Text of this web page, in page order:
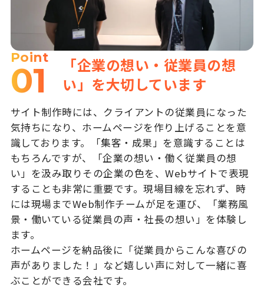
Point
01
「企業の想い・従業員の想
い」を大切しています
サイト制作時には、クライアントの従業員になった
気持ちになり、ホームページを作り上げることを意
識しております。「集客・成果」を意識することは
もちろんですが、「企業の想い・働く従業員の想
い」を汲み取りその企業の色を、Webサイトで表現
することも非常に重要です。現場目線を忘れず、時
には現場までWeb制作チームが足を運び、「業務風
景・働いている従業員の声・社長の想い」を体験し
ます。
ホームページを納品後に「従業員からこんな喜びの
声がありました！」など嬉しい声に対して一緒に喜
ぶことができる会社です。